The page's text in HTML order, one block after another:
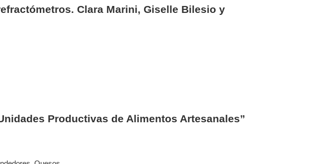
Clara Marini, Giselle Bilesio y
Productivas de Alimentos Artesanales”